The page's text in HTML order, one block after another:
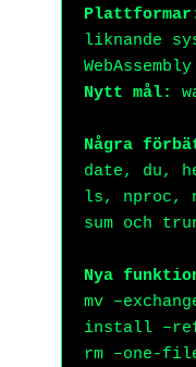
liknande
WebAssembly
Nytt mål:
Några
date, du,
ls, nproc,
sum och
Nya
mv
install
rm –one-